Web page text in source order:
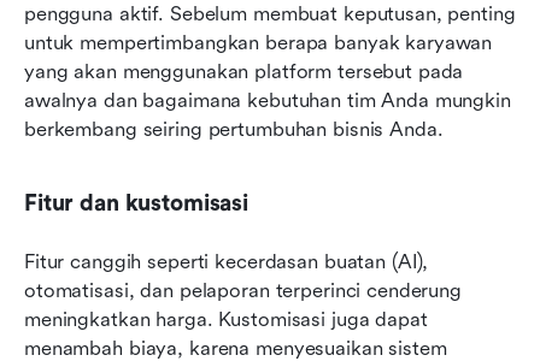
pengguna aktif. Sebelum membuat keputusan, penting
untuk mempertimbangkan berapa banyak karyawan
yang akan menggunakan platform tersebut pada
awalnya dan bagaimana kebutuhan tim Anda mungkin
berkembang seiring pertumbuhan bisnis Anda.
Fitur dan kustomisasi
Fitur canggih seperti kecerdasan buatan (AI),
otomatisasi, dan pelaporan terperinci cenderung
meningkatkan harga. Kustomisasi juga dapat
menambah biaya, karena menyesuaikan sistem